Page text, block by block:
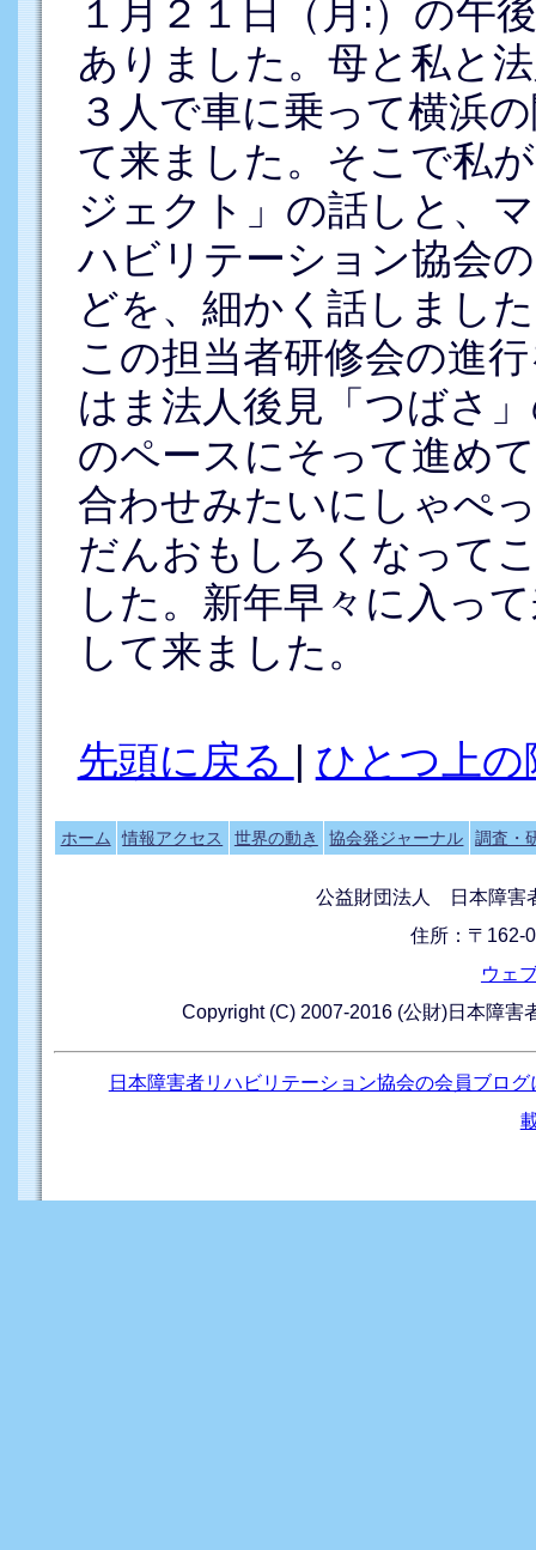
１月２１日（月:）の午
ありました。母と私と
３人で車に乗って横浜
て来ました。そこで私
ジェクト」の話しと、
ハビリテーション協会
どを、細かく話しまし
この担当者研修会の進
はま法人後見「つばさ
のペースにそって進め
合わせみたいにしゃぺ
だんおもしろくなって
した。新年早々に入っ
して来ました。
先頭に戻る | ひとつ上の
ホーム 情報アクセス 世界の動き 協会発ジャーナル 調査・
公益財団法人 日本障害
住所：〒162-
ウェ
Copyright (C) 2007-2016 (公財)日本障
日本障害者リハビリテーション協会の会員ブロ